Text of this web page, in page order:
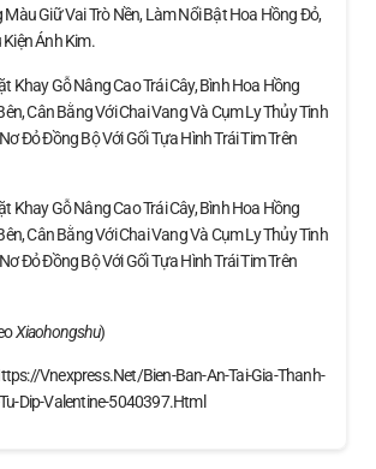
Màu Giữ Vai Trò Nền, Làm Nổi Bật Hoa Hồng Đỏ,
Ánh Kim.
Khay Gỗ Nâng Cao Trái Cây, Bình Hoa Hồng
Cân Bằng Với Chai Vang Và Cụm Ly Thủy Tinh
Đỏ Đồng Bộ Với Gối Tựa Hình Trái Tim Trên
Khay Gỗ Nâng Cao Trái Cây, Bình Hoa Hồng
Cân Bằng Với Chai Vang Và Cụm Ly Thủy Tinh
Đỏ Đồng Bộ Với Gối Tựa Hình Trái Tim Trên
Xiaohongshu)
vnexpress.net/bien-Ban-An-Tai-Gia-Thanh-
Dip-Valentine-5040397.html